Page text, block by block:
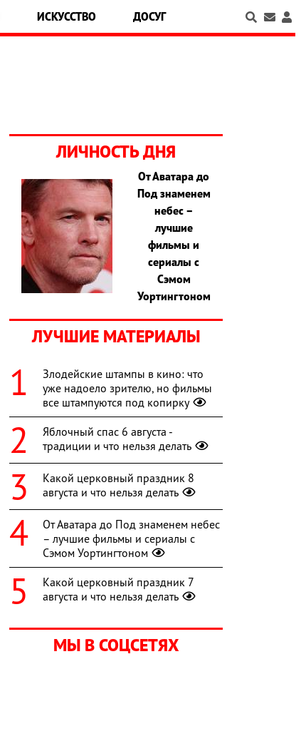
ИСКУССТВО ДОСУГ
ЛИЧНОСТЬ ДНЯ
От Аватара до
Под знаменем
небес –
лучшие
фильмы и
сериалы с
Сэмом
Уортингтоном
ЛУЧШИЕ МАТЕРИАЛЫ
Злодейские штампы в кино: что
уже надоело зрителю, но фильмы
все штампуются под копирку
Яблочный спас 6 августа -
традиции и что нельзя делать
Какой церковный праздник 8
августа и что нельзя делать
От Аватара до Под знаменем небес
– лучшие фильмы и сериалы с
Сэмом Уортингтоном
Какой церковный праздник 7
августа и что нельзя делать
МЫ В СОЦСЕТЯХ